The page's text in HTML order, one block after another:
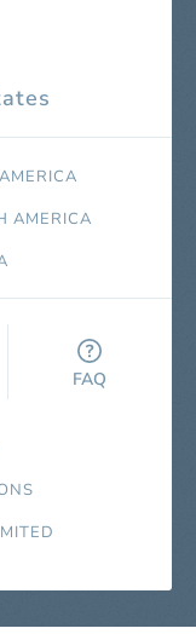
AMERICA
FAQ